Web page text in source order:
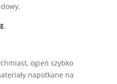
.
ogień szybko
napotkane na